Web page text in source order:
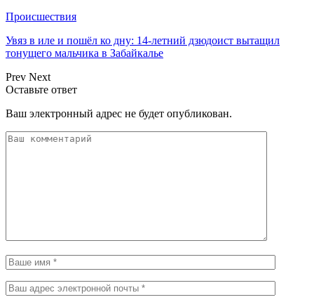
Происшествия
Увяз в иле и пошёл ко дну: 14-летний дзюдоист вытащил
тонущего мальчика в Забайкалье
Prev Next
Оставьте ответ
Ваш электронный адрес не будет опубликован.